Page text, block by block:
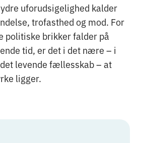
uforudsigelighed kalder
trofasthed og mod. For
politiske brikker falder på
tid, er det i det nære – i
levende fællesskab – at
ligger.